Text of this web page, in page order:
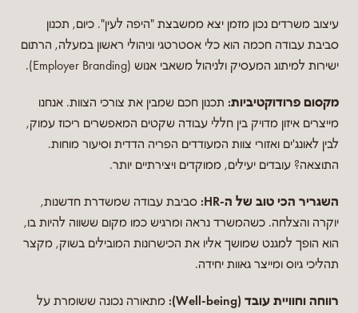
עיצוב משרדים נכון מזמן יצא ממשבצת "היפה לעין". כיום, תכנון
סביבת עבודה חכמה הוא כלי אסטרטגי וניהולי ראשון במעלה, הרתום
ישירות למיתוג המעסיק ולניהול משאבי אנוש (Employer Branding).
מקסום פרודוקטיביות: תכנון חכם שמבין את צורכי הצוות. אנחנו
מייצרים איזון מדויק בין חללי עבודה שקטים המאפשרים ריכוז עמוק,
לבין לאונג'ים ואזורי צוות המעודדים הפריה הדדית וסיעור מוחות.
התוצאה? עובדים יעילים, ממוקדים ויצירתיים יותר.
השגריר הכי טוב של ה-HR:
סביבת עבודה שמשדרת חדשנות,
יוקרה והצלחה. כשהמשרד נראה ומרגיש כמו מקום ששווה להיות בו,
הוא הופך למגנט שמושך אליו את הכישרונות המובילים בשוק, מקצר
תהליכי גיוס ומייצר גאוות יחידה.
רווחה וחוויית עובד (Well-being):
מתאורה נכונה ששומרת על